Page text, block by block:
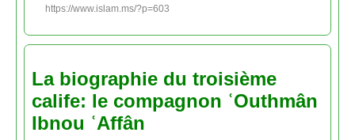
https://www.islam.ms/?p=603
La biographie du troisième
calife: le compagnon ʿOuthmân
Ibnou ʿAffân